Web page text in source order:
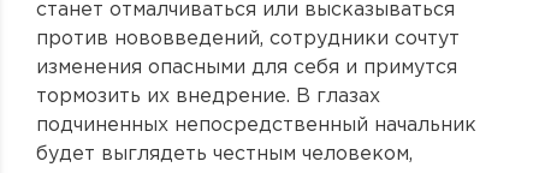
станет отмалчиваться или высказываться
против нововведений, сотрудники сочтут
изменения опасными для себя и примутся
тормозить их внедрение. В глазах
подчиненных непосредственный начальник
будет выглядеть честным человеком,